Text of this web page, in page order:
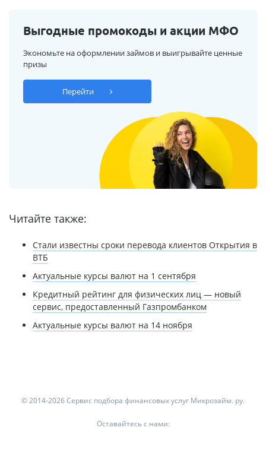
Выгодные промокоды и акции МФО
Экономьте на оформлении займов и выигрывайте ценные
призы
Перейти
Читайте также:
Стали известны сроки перевода клиентов Открытия в
ВТБ
Актуальные курсы валют на 1 сентября
Кредитный рейтинг для физических лиц — новый
сервис, предоставленный Газпромбанком
Актуальные курсы валют на 14 ноября
© 2014-2026 Сервис подбора финансовых услуг Микрозайм. ру.
Оставайтесь с нами: